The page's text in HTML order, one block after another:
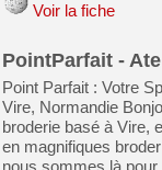
Voir la fiche
PointParfait -
Point Parfait : Votre
Vire, Normandie
broderie basé à Vire,
en magnifiques
nous sommes là